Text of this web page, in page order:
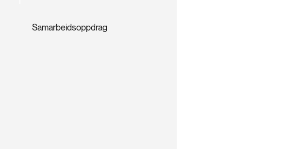
Samarbeidsoppdrag